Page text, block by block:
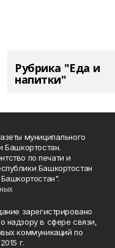
Рубрика "Еда и
напитки"
муниципального
Башкортостан.
по печати и
Башкортостан
зарегистрировано
надзору в сфере связи,
коммуникаций по
г.